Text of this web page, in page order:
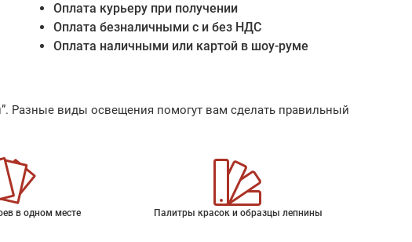
Оплата курьеру при получении
Оплата безналичными с и без НДС
Оплата наличными или картой в шоу-руме
Разные виды освещения помогут вам сделать правильный
в одном месте Палитры красок и образцы лепнины